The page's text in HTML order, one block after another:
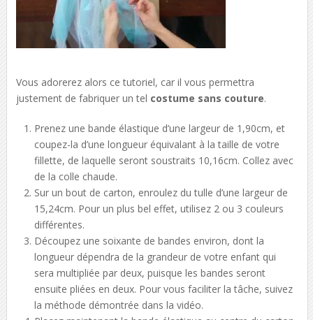
Vous adorerez alors ce tutoriel, car il vous permettra
justement de fabriquer un tel costume sans couture.
Prenez une bande élastique d’une largeur de 1,90cm, et
coupez-la d’une longueur équivalant à la taille de votre
fillette, de laquelle seront soustraits 10,16cm. Collez avec
de la colle chaude.
Sur un bout de carton, enroulez du tulle d’une largeur de
15,24cm. Pour un plus bel effet, utilisez 2 ou 3 couleurs
différentes.
Découpez une soixante de bandes environ, dont la
longueur dépendra de la grandeur de votre enfant qui
sera multipliée par deux, puisque les bandes seront
ensuite pliées en deux. Pour vous faciliter la tâche, suivez
la méthode démontrée dans la vidéo.